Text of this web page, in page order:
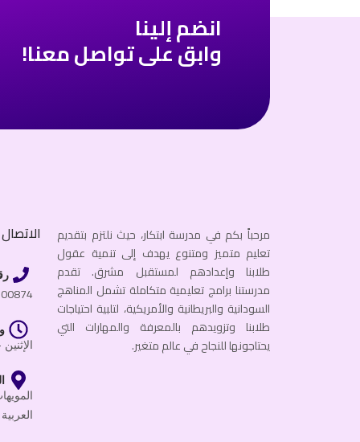
انضم إلينا
وابق على تواصل معنا!
مرحباً بكم في مدرسة ابتكار، حيث نلتزم بتقديم
تعليم متميز ومتنوع يهدف إلى تنمية عقول
طلابنا وإعدادهم لمستقبل مشرق. تقدم
مدرستنا برامج تعليمية متكاملة تشمل المناهج
السودانية والبريطانية والأمريكية، لتلبية احتياجات
طلابنا وتزويدهم بالمعرفة والمهارات التي
يحتاجونها للنجاح في عالم متغير.
الاتصال
الإثنين -